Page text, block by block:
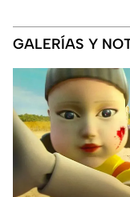
GALERÍAS Y